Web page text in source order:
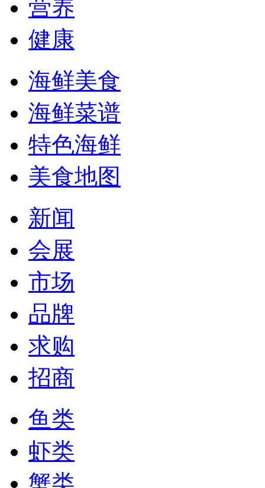
营养
健康
海鲜美食
海鲜菜谱
特色海鲜
美食地图
新闻
会展
市场
品牌
求购
招商
鱼类
虾类